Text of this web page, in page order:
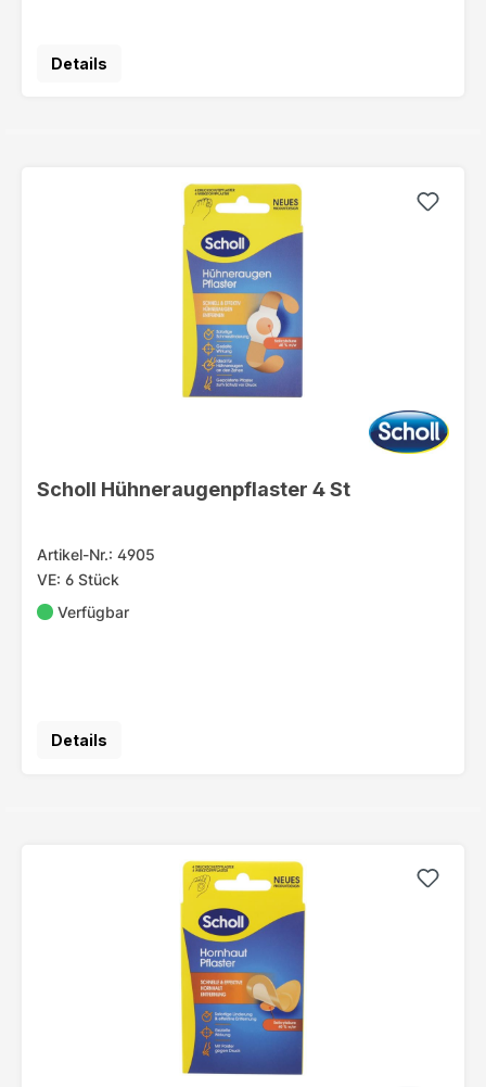
Details
Scholl Hühneraugenpflaster 4 St
Artikel-Nr.: 4905
VE: 6 Stück
Verfügbar
Details